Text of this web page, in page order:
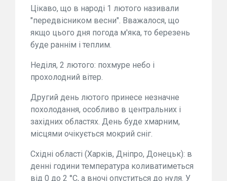
Цікаво, що в народі 1 лютого називали
"передвісником весни". Вважалося, що
якщо цього дня погода м'яка, то березень
буде раннім і теплим.
Неділя, 2 лютого: похмуре небо і
прохолодний вітер.
Другий день лютого принесе незначне
похолодання, особливо в центральних і
західних областях. День буде хмарним,
місцями очікується мокрий сніг.
Східні області (Харків, Дніпро, Донецьк): в
денні години температура коливатиметься
від 0 до 2 °C, а вночі опуститься до нуля. У